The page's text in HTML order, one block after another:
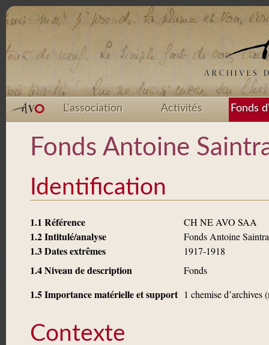
L'association Activités Fonds
Fonds Antoine
Identification
1.1 Référence CH NE AVO SAA
1.2 Intitulé/analyse Fonds Antoine
1.3 Dates extrêmes 1917-1918
1.4 Niveau de description Fonds
1.5 Importance matérielle et support 1 chemise d’archives
Contexte